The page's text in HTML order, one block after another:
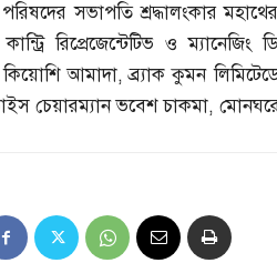
পরিষদের সভাপতি শ্রদ্ধালংকার
রিপ্রেজেন্টেটিভ ও ম্যানেজিং
আমাদা,ব্র্যাক কুমন
চেয়ারম্যান ভবেশ চাকমা,